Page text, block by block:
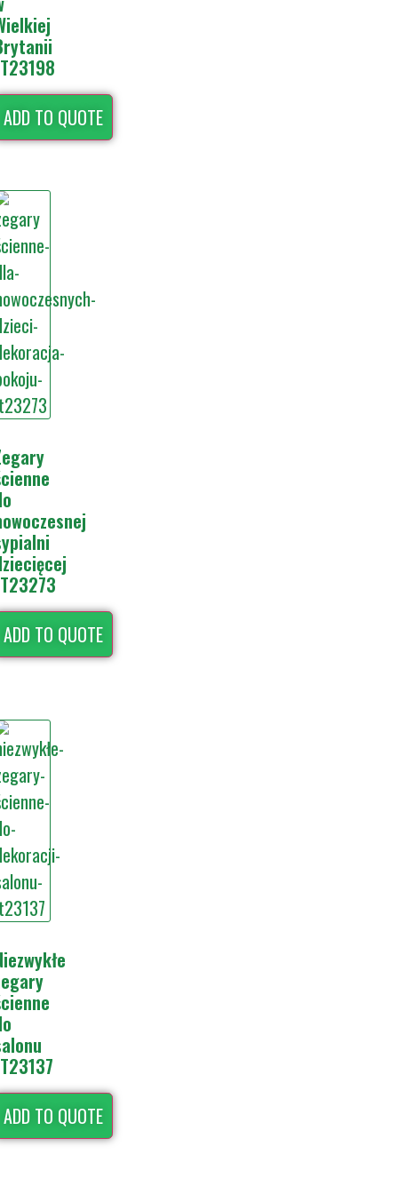
ADD TO QUOTE
ADD TO QUOTE
ADD TO QUOTE